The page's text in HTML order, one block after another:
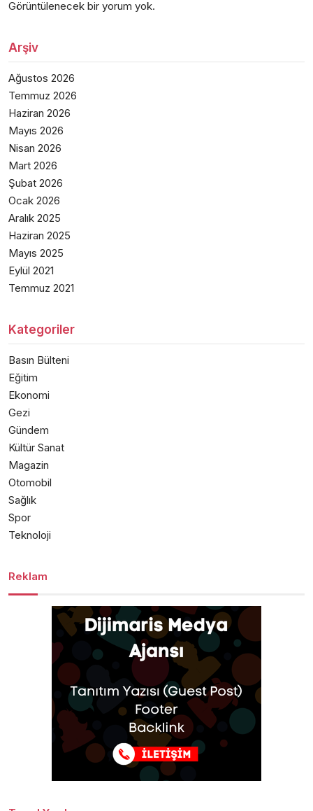
Görüntülenecek bir yorum yok.
Arşiv
Ağustos 2026
Temmuz 2026
Haziran 2026
Mayıs 2026
Nisan 2026
Mart 2026
Şubat 2026
Ocak 2026
Aralık 2025
Haziran 2025
Mayıs 2025
Eylül 2021
Temmuz 2021
Kategoriler
Basın Bülteni
Eğitim
Ekonomi
Gezi
Gündem
Kültür Sanat
Magazin
Otomobil
Sağlık
Spor
Teknoloji
Reklam